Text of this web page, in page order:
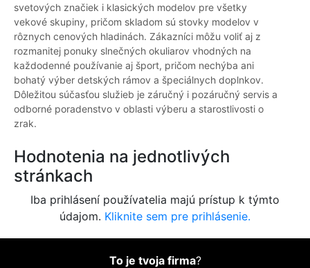
svetových značiek i klasických modelov pre všetky
vekové skupiny, pričom skladom sú stovky modelov v
rôznych cenových hladinách. Zákazníci môžu voliť aj z
rozmanitej ponuky slnečných okuliarov vhodných na
každodenné používanie aj šport, pričom nechýba ani
bohatý výber detských rámov a špeciálnych doplnkov.
Dôležitou súčasťou služieb je záručný i pozáručný servis a
odborné poradenstvo v oblasti výberu a starostlivosti o
zrak.
Hodnotenia na jednotlivých
stránkach
Iba prihlásení používatelia majú prístup k týmto
údajom. Kliknite sem pre prihlásenie.
To je tvoja firma?